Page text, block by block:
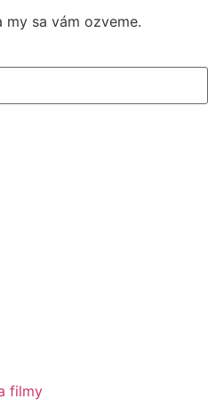
my sa vám ozveme.
filmy